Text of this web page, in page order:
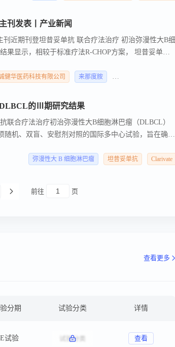
刊发表丨产业新闻
近期刊登坦昔妥单抗 联合疗法治疗 初治弥漫性大B细
果显示，相较于标准疗法R-CHOP方案， 坦昔妥单抗
析中，疗效获益更加突出。 中位随访35.2个月后，相
PFS率提升6.6%。
健华医药科技有限公司 来那度胺 弥漫性大 B 细胞淋巴瘤
DLBCL的Ⅲ期研究结果
联合疗法治疗初治弥漫性大B细胞淋巴瘤（DLBCL）
机、双盲、安慰剂对照的国际多中心试验，旨在确定
，P=0.0194），2年无进展生存（PFS）率提高
弥漫性大 B 细胞淋巴瘤 坦昔妥单抗 Clarivate
前往 页
查看更多
分期 试验分类 详情
试验 查看